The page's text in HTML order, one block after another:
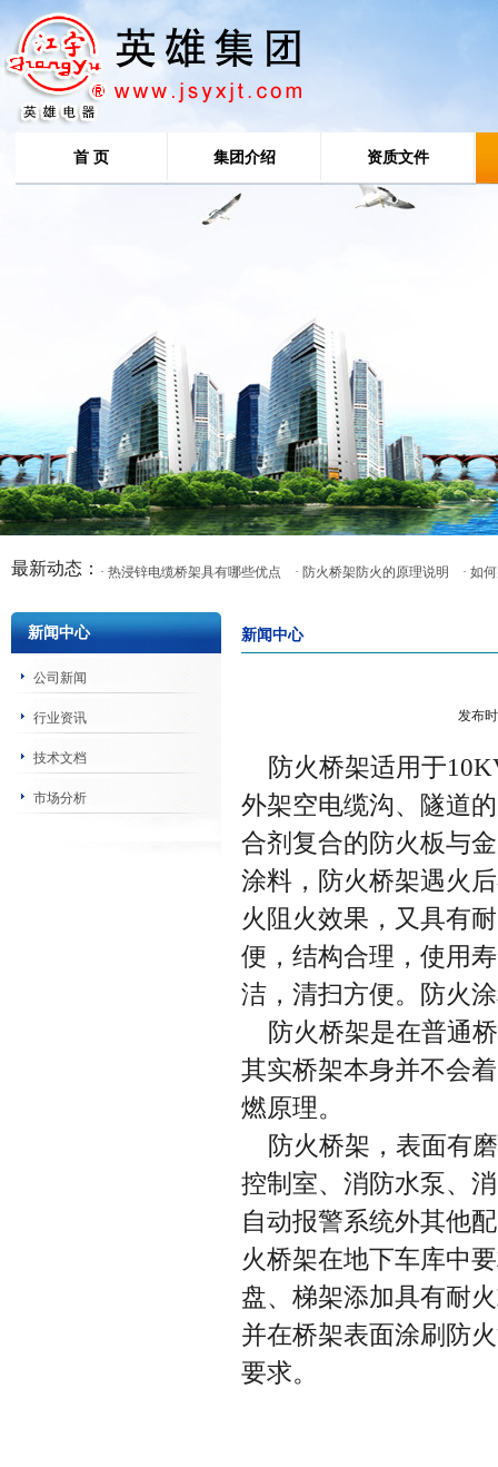
首 页 集团介绍 资质文件
最新动态： · 热浸锌电缆桥架具有哪些优点 · 防火桥架防火的原理说明 · 如
新闻中心
公司新闻
行业资讯
技术文档
市场分析
新闻中心
发布
防火桥架适用于
外架空电缆沟、隧道
合剂复合的防火板与
涂料，防火桥架遇火
火阻火效果，又具有
便，结构合理，使用
洁，清扫方便。防火
防火桥架是在普通
其实桥架本身并不会
燃原理。
防火桥架，表面有
控制室、消防水泵、
自动报警系统外其他
火桥架在地下车库中
盘、梯架添加具有耐
并在桥架表面涂刷防
要求。